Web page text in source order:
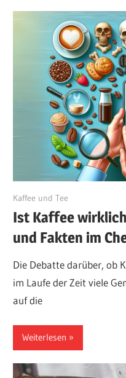
Juni 7, 2024
Kaffee und Tee
Ist Kaffee
und Fakten im
Die Debatte darüber, ob
im Laufe der Zeit viele
auf die
Weiterlesen